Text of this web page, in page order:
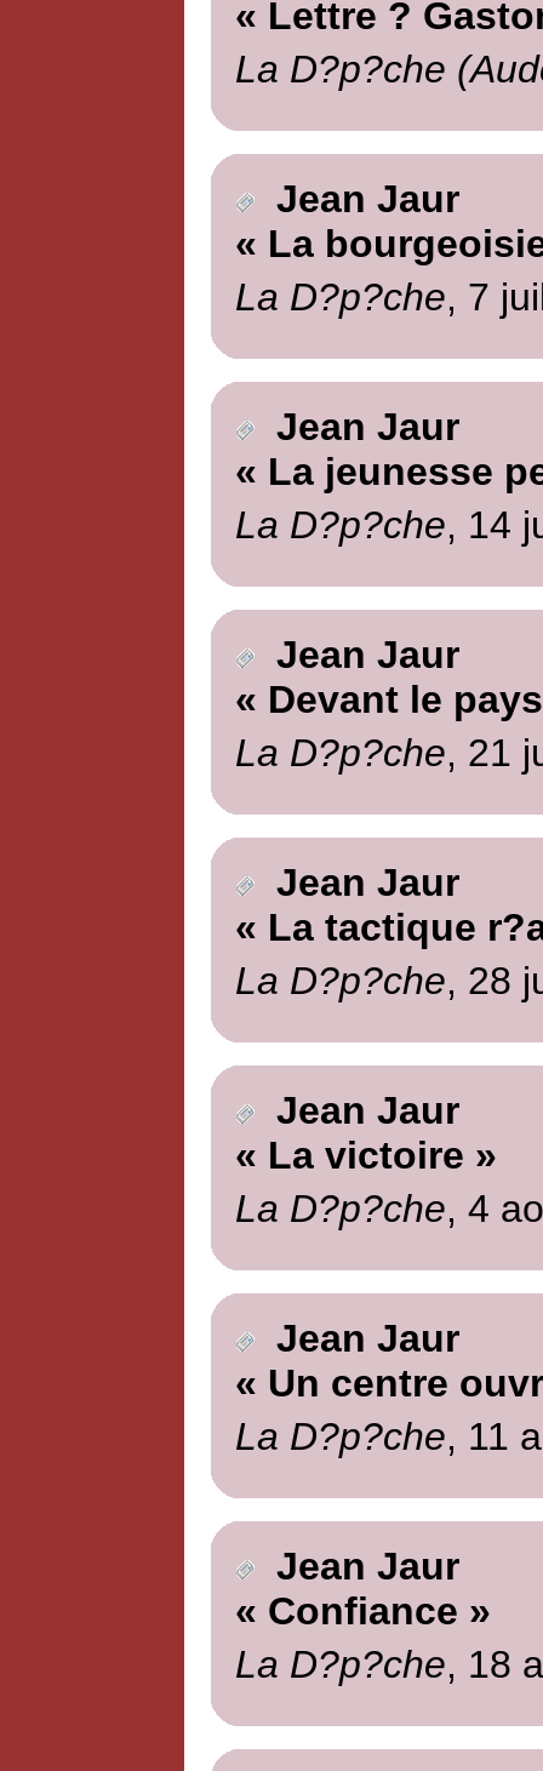
« Lettre ?
La D?p?che
Jean Jaur
« La
La D?p?che, 7
Jean Jaur
« La jeunesse
La D?p?che, 14
Jean Jaur
« Devant le
La D?p?che, 21
Jean Jaur
« La tactique
La D?p?che, 28
Jean Jaur
« La victoire »
La D?p?che, 4
Jean Jaur
« Un centre
La D?p?che, 11
Jean Jaur
« Confiance »
La D?p?che, 18